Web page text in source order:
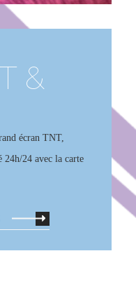
&
écran TNT,
24h/24 avec la carte